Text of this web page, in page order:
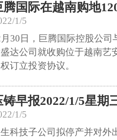
腾国际在越南购地
1/5
月30日，巨腾国际控股公
达公司就收购位于越南艺
订立投资协议。
铸早报2022/1/5星期
1/5
科技子公司拟停产并对外